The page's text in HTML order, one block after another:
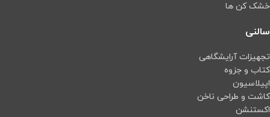
خشک کن ها
سالنی
تجهیزات آرایشگاهی
کتاب و جزوه
اپیلاسیون
کاشت و طراحی ناخن
اکستنشن